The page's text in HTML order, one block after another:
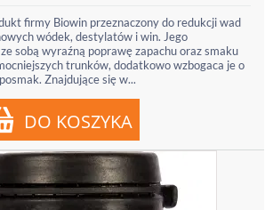
firmy Biowin przeznaczony do redukcji wad
wódek, destylatów i win. Jego
sobą wyraźną poprawę zapachu oraz smaku
trunków, dodatkowo wzbogaca je o
Znajdujące się w...